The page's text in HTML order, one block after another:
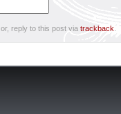
or, reply to this post via trackback